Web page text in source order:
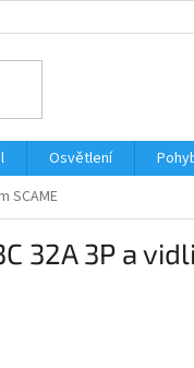
Osvětlení
SCAME
32A 3P a